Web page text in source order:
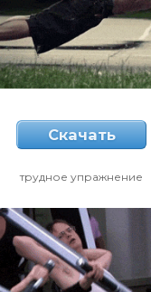
Скачать
трудное упражнение